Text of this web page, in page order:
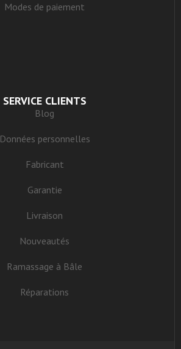
Modes de paiement
SERVICE CLIENTS
Blog
Données personnelles
Fabricant
Garantie
Livraison
Nouveautés
Ramassage à Bâle
Réparations